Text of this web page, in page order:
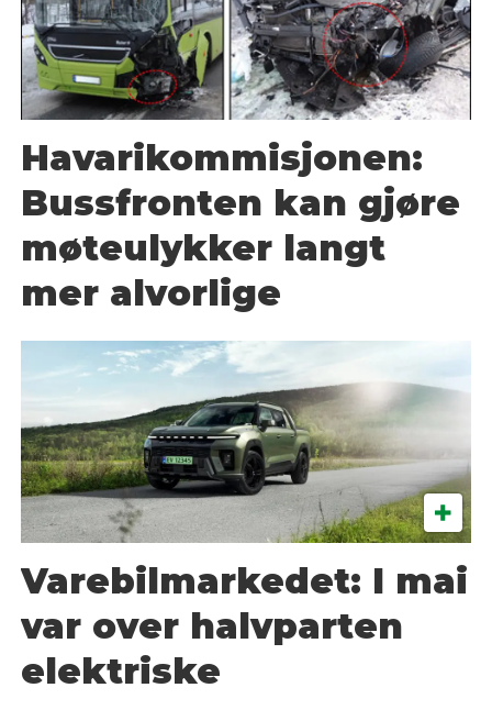
Havarikommisjonen:
Bussfronten kan gjøre
møteulykker langt
mer alvorlige
Varebilmarkedet: I mai
var over halvparten
elektriske